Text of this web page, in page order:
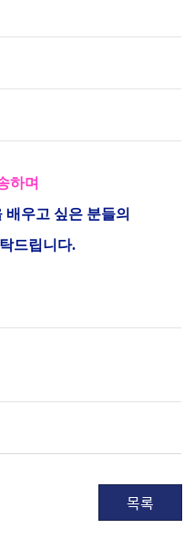
하며
우고 싶은 분들의
드립니다.
목록